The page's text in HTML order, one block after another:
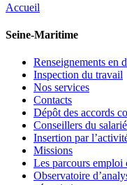
Accueil
Seine-Maritime
Renseignements en
Inspection du travail
Nos services
Contacts
Dépôt des accords
Conseillers du salarié
Insertion par
Missions
Les parcours emploi
Observatoire